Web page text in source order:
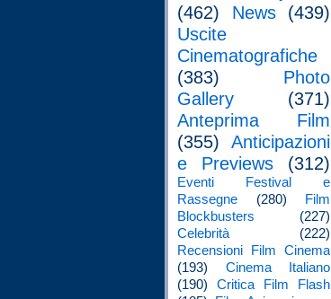
(462)
News
(439)
Uscite
Cinematografiche
(383)
Photo
Gallery
(371)
Anteprima Film
(355)
Anticipazioni
e Previews
(312)
Eventi Festival e
Rassegne
(280)
Film
Blockbusters
(227)
Celebrità
(222)
Recensioni Film Cinema
(193)
Cinema Italiano
(190)
Critica Film Flash